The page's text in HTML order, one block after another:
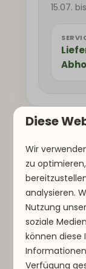
15.07.
Diese
Wir
zu
analysieren.
Nutzung
soziale
können
Verfügung